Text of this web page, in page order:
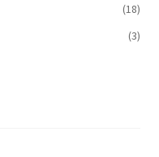
(18)
(3)